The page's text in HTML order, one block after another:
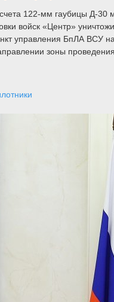
122-мм гаубицы Д-30
войск «Центр»
управления БпЛА ВСУ на
зоны